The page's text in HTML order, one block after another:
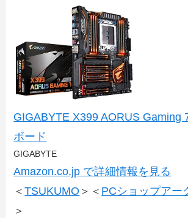
GIGABYTE X399 AORUS
ボード
GIGABYTE
Amazon.co.jp で詳細情報を見る
＜TSUKUMO ＞＜ PCショップアー
＞